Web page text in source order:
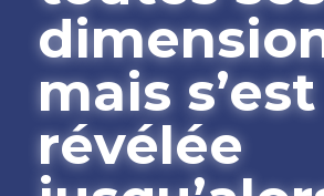
mais s’est
révélée